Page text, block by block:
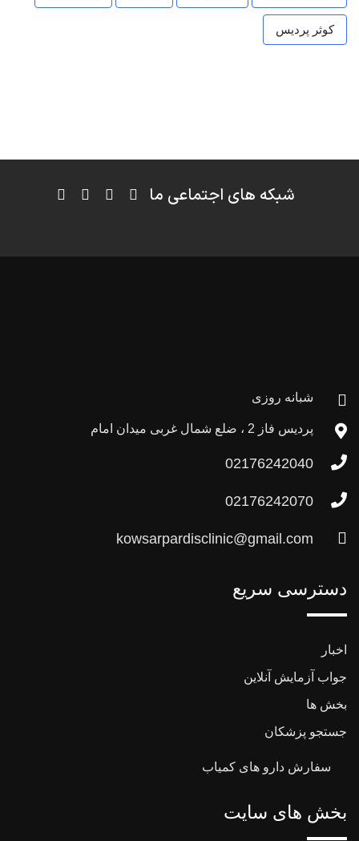
کوثر پردیس
شبکه های اجتماعی ما
شبانه روزی
پردیس فاز 2 ، ضلع شمال غربی میدان امام
02176242040
02176242070
kowsarpardisclinic@gmail.com
دسترسی سریع
اخبار
جواب آزمایش آنلاین
بخش ها
جستجو پزشکان
سفارش دارو های کمیاب
بخش های سایت